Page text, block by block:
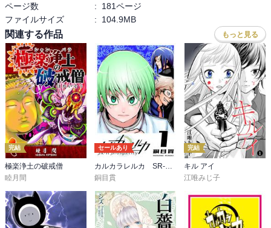
ページ数
:
181ページ
ファイルサイズ
: 104.9MB
関連する作品 もっと見る
完結
極楽浄土の破戒僧
睦月間
セールあり
カルカラレルカ SR-H Prosperity
銅目貫
完結
キル アイ
江唯みじ子